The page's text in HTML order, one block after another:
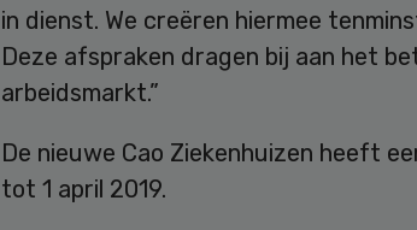
in dienst. We creëren hiermee
Deze afspraken dragen bij aan het
arbeidsmarkt.”
De nieuwe Cao Ziekenhuizen heeft
tot 1 april 2019.